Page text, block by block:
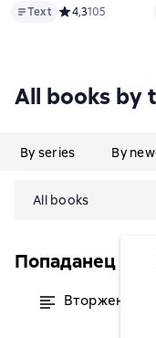
TextText Средний рейтинг
4,3105
All books by
By series By
All books
Попаданец
Вторжение